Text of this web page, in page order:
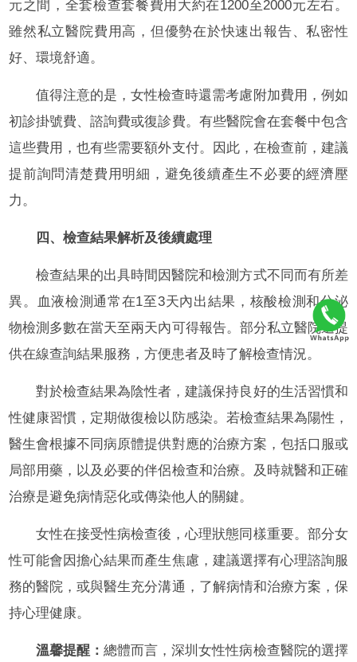
元之間，全套檢查套餐費用大約在1200至2000元左右。
雖然私立醫院費用高，但優勢在於快速出報告、私密性
好、環境舒適。
值得注意的是，女性檢查時還需考慮附加費用，例如
初診掛號費、諮詢費或復診費。有些醫院會在套餐中包含
這些費用，也有些需要額外支付。因此，在檢查前，建議
提前詢問清楚費用明細，避免後續產生不必要的經濟壓
力。
四、檢查結果解析及後續處理
檢查結果的出具時間因醫院和檢測方式不同而有所差
異。血液檢測通常在1至3天內出結果，核酸檢測和分泌
物檢測多數在當天至兩天內可得報告。部分私立醫院還提
供在線查詢結果服務，方便患者及時了解檢查情況。
對於檢查結果為陰性者，建議保持良好的生活習慣和
性健康習慣，定期做復檢以防感染。若檢查結果為陽性，
醫生會根據不同病原體提供對應的治療方案，包括口服或
局部用藥，以及必要的伴侶檢查和治療。及時就醫和正確
治療是避免病情惡化或傳染他人的關鍵。
女性在接受性病檢查後，心理狀態同樣重要。部分女
性可能會因擔心結果而產生焦慮，建議選擇有心理諮詢服
務的醫院，或與醫生充分溝通，了解病情和治療方案，保
持心理健康。
溫馨提醒：總體而言，深圳女性性病檢查醫院的選擇